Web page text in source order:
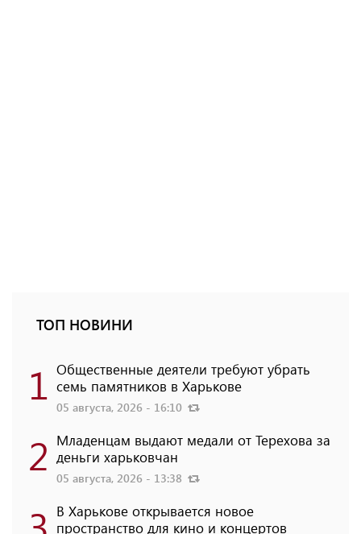
ТОП НОВИНИ
1 Общественные деятели требуют убрать
семь памятников в Харькове
05 августа, 2026 - 16:10
2 Младенцам выдают медали от Терехова за
деньги харьковчан
05 августа, 2026 - 13:38
В Харькове открывается новое
пространство для кино и концертов